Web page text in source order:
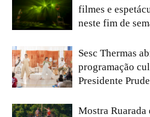
filmes e
neste fim de
Sesc Thermas
programação
Presidente
Mostra Ruarada